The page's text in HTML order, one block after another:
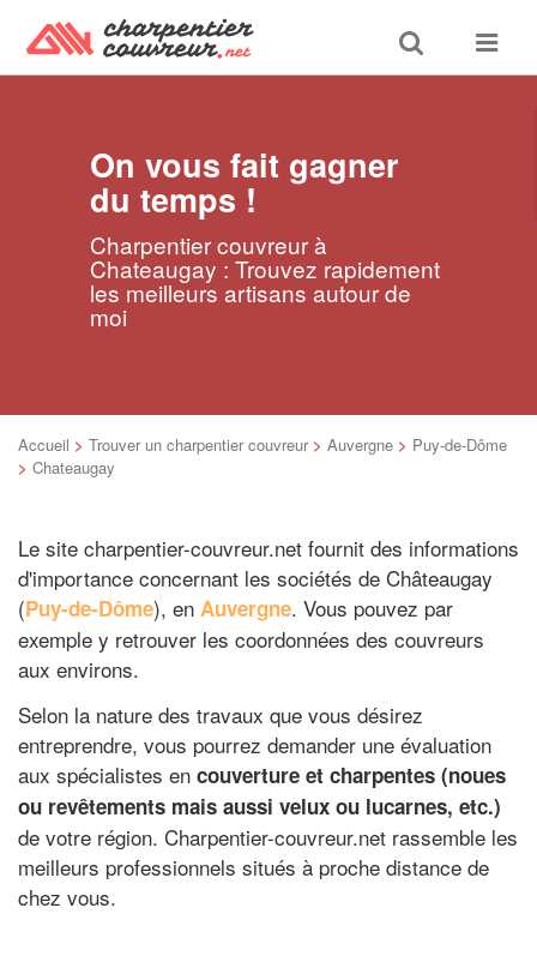
Toggle
search
Toggle
On vous fait gagner
du temps !
Charpentier couvreur à
Chateaugay : Trouvez rapidement
les meilleurs artisans autour de
moi
Accueil > Trouver un charpentier couvreur > Auvergne > Puy-de-Dôme
> Chateaugay
Le site charpentier-couvreur.net fournit des informations
d'importance concernant les sociétés de Châteaugay
(Puy-de-Dôme), en Auvergne. Vous pouvez par
exemple y retrouver les coordonnées des couvreurs
aux environs.
Selon la nature des travaux que vous désirez
entreprendre, vous pourrez demander une évaluation
aux spécialistes en couverture et charpentes (noues
ou revêtements mais aussi velux ou lucarnes, etc.)
de votre région. Charpentier-couvreur.net rassemble les
meilleurs professionnels situés à proche distance de
chez vous.